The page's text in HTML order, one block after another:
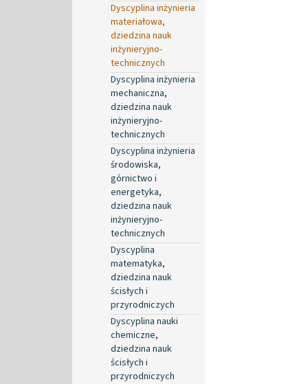
Dyscyplina inżynieria
materiałowa,
dziedzina nauk
inżynieryjno-
technicznych
Dyscyplina inżynieria
mechaniczna,
dziedzina nauk
inżynieryjno-
technicznych
Dyscyplina inżynieria
środowiska,
górnictwo i
energetyka,
dziedzina nauk
inżynieryjno-
technicznych
Dyscyplina
matematyka,
dziedzina nauk
ścisłych i
przyrodniczych
Dyscyplina nauki
chemiczne,
dziedzina nauk
ścisłych i
przyrodniczych